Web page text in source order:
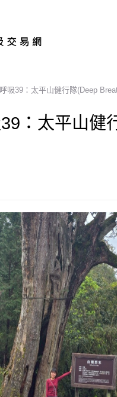
吸39：太平山健行隊(Deep
：太平山健